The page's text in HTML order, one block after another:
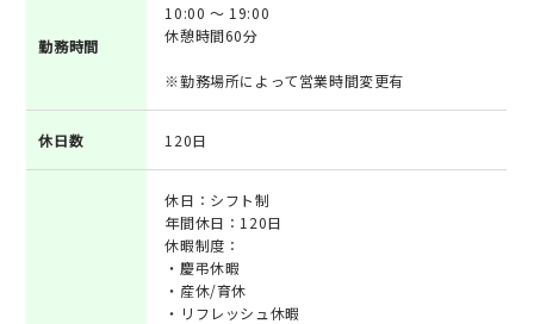
勤務時間
10:00 ～ 19:00
休憩時間60分
※勤務場所によって営業時間変更有
休日数 120日
休日：シフト制
年間休日：120日
休暇制度：
・慶弔休暇
・産休/育休
・リフレッシュ休暇